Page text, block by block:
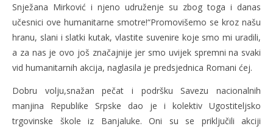
Snježana Mirković i njeno udruženje su zbog toga i danas
učesnici ove humanitarne smotre!“Promovišemo se kroz našu
hranu, slani i slatki kutak, vlastite suvenire koje smo mi uradili,
a za nas je ovo još značajnije jer smo uvijek spremni na svaki
vid humanitarnih akcija, naglasila je predsjednica Romani ćej.
Dobru volju,snažan pečat i podršku Savezu nacionalnih
manjina Republike Srpske dao je i kolektiv Ugostiteljsko
trgovinske škole iz Banjaluke. Oni su se priključili akciji